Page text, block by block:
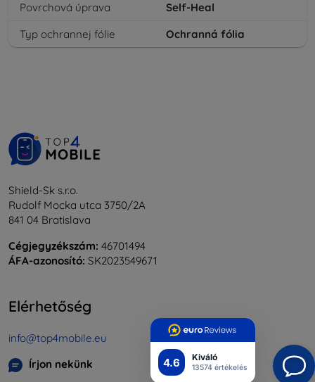
4.6 Kiváló
13574 értékelés
Povrchová úprava
Self-Heal
Typ ochrannej fólie
Ochranná fólia
Shield-Sk s.r.o.
Rudolf Mocka utca 3750/2A
841 04 Bratislava
Cégjegyzékszám: 46701494
ÁFA-azonosító: SK2023549671
Elérhetőség
info@top4mobile.eu
Írjon nekünk